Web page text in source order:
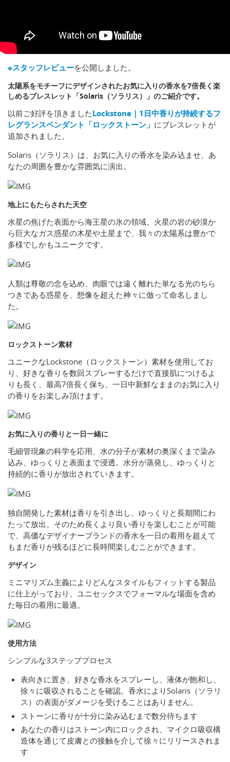
※スタッフレビューを公開しました。
太陽系をモチーフにデザインされたお気に入りの香水を7倍長く楽
しめるブレスレット「Solaris（ソラリス）」のご紹介です。
以前ご好評を頂きましたLockstone｜1日中香りが持続するフ
レグランスペンダント「ロックストーン」 にブレスレットが
追加されました。
Solaris（ソラリス）は、お気に入りの香水を染み込ませ、あ
なたの周囲を豊かな雰囲気に演出。
地上にもたらされた天空
水星の焦げた表面から海王星の氷の領域、火星の岩の砂漠か
ら巨大なガス惑星の木星や土星まで、我々の太陽系は豊かで
多様でしかもユニークです。
人類は尊敬の念を込め、肉眼では遠く離れた単なる光のちら
つきである惑星を、想像を超えた神々に倣って命名しまし
た。
ロックストーン素材
ユニークなLockstone（ロックストーン）素材を使用してお
り、好きな香りを数回スプレーするだけで直接肌につけるよ
りも長く、最高7倍長く保ち、一日中新鮮なままのお気に入り
の香りをお楽しみ頂けます。
お気に入りの香りと一日一緒に
毛細管現象の科学を応用、水の分子が素材の奥深くまで染み
込み、ゆっくりと表面まで浸透。水分が蒸発し、ゆっくりと
持続的に香りが放出されていきます。
独自開発した素材は香りを引き出し、ゆっくりと長期間にわ
たって放出。そのため長くより良い香りを楽しむことが可能
で、高価なデザイナーブランドの香水を一日の着用を超えて
もまだ香りが残るほどに長時間楽しむことができます。
デザイン
ミニマリズム主義によりどんなスタイルもフィットする製品
に仕上がっており、ユニセックスでフォーマルな場面を含め
た毎日の着用に最適。
使用方法
シンプルな3ステッププロセス
表向きに置き、好きな香水をスプレーし、液体が飽和し、
徐々に吸収されることを確認。香水によりSolaris（ソラリ
ス）の表面がダメージを受けることはありません。
ストーンに香りが十分に染み込むまで数分待ちます
あなたの香りはストーン内にロックされ、マイクロ吸収構
造体を通じて皮膚との接触を介して徐々にリリースされま
す